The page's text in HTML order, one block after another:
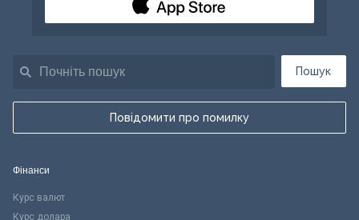
Пошук
Повідомити про помилку
Фінанси
Курс валют
Курс долара